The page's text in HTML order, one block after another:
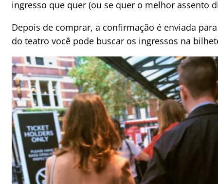
ingresso que quer (ou se quer o melhor assento
Depois de comprar, a confirmação é enviada
do teatro você pode buscar os ingressos na